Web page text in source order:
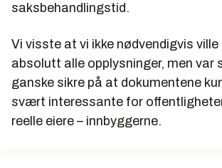
saksbehandlingstid.
Vi visste at vi ikke nødvendigvis ville
absolutt alle opplysninger, men var
ganske sikre på at dokumentene
svært interessante for
reelle eiere – innbyggerne.